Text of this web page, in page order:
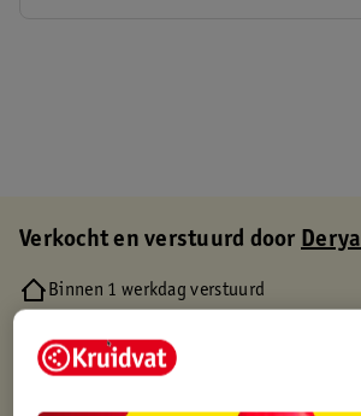
Verkocht en verstuurd door
Binnen 1 werkdag verstuurd
Gratis retourneren via verkooppartner.
Gratis punten met je Kruidvat kaart